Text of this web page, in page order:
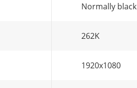
Normally black
262K
1920x1080